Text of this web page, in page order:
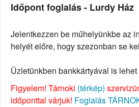
Időpont foglalás - Lurdy Ház
Jelentkezzen be műhelyünkbe az
helyét előre, hogy szezonban se
Üzletünkben bankkártyával is lehet
Figyelem! Tárnoki (térkép)
időponttal várjuk! Foglalás